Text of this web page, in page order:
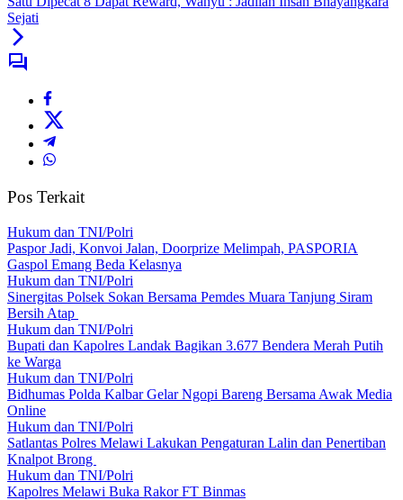
Sejati
Pos Terkait
Hukum dan TNI/Polri
Paspor Jadi, Konvoi Jalan, Doorprize Melimpah, PASPORIA
Gaspol Emang Beda Kelasnya
Hukum dan TNI/Polri
Sinergitas Polsek Sokan Bersama Pemdes Muara Tanjung Siram
Bersih Atap
Hukum dan TNI/Polri
Bupati dan Kapolres Landak Bagikan 3.677 Bendera Merah Putih
ke Warga
Hukum dan TNI/Polri
Bidhumas Polda Kalbar Gelar Ngopi Bareng Bersama Awak Media
Online
Hukum dan TNI/Polri
Satlantas Polres Melawi Lakukan Pengaturan Lalin dan Penertiban
Knalpot Brong
Hukum dan TNI/Polri
Kapolres Melawi Buka Rakor FT Binmas